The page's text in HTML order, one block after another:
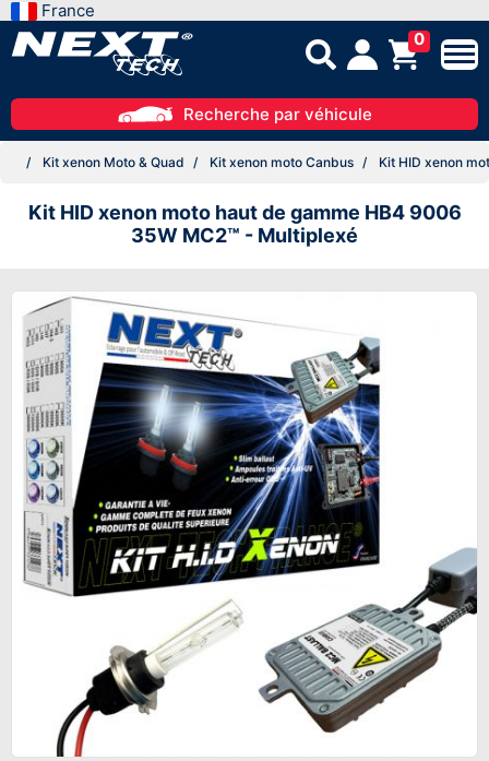
France
0
Recherche par véhicule
Kit xenon Moto & Quad Kit xenon moto Canbus Kit HID xenon
Kit HID xenon moto haut de gamme HB4 9006
35W MC2™ - Multiplexé